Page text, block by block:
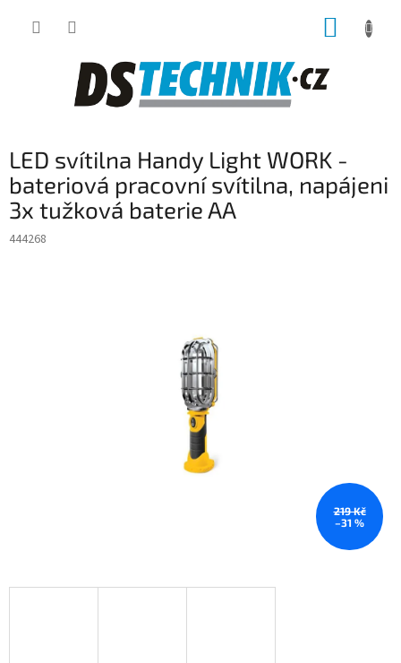
LED svítilna Handy Light WORK -
bateriová pracovní svítilna, napájeni
3x tužková baterie AA
444268
219 Kč
–31 %